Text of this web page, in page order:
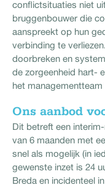
conflictsituaties niet
bruggenbouwer die
aanspreekt op hun
verbinding te
doorbreken en
de zorgeenheid hart-
het
Ons aanbod
Dit betreft een
van 6 maanden met
snel als mogelijk (in
gewenste inzet is 24
Breda en incidenteel